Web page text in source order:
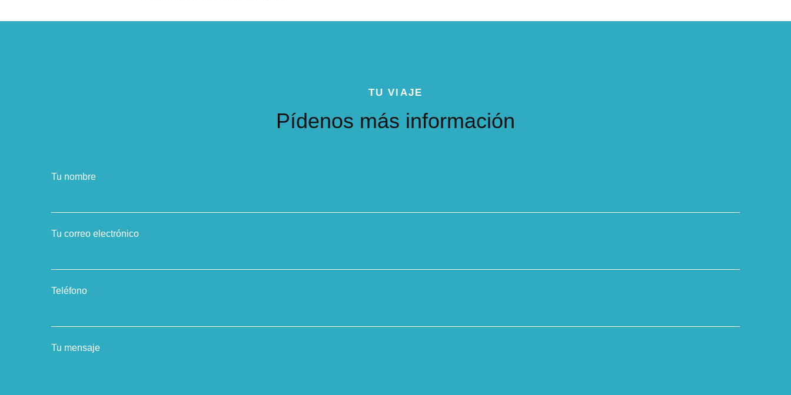
TU VIAJE
Pídenos más información
Tu nombre
Tu correo electrónico
Teléfono
Tu mensaje